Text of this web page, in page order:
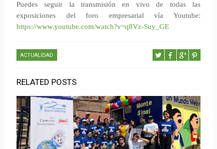
Puedes seguir la transmisión en vivo de todas las
exposiciones del foro empresarial vía Youtube:
https://www.youtube.com/watch?v=q8Vz-Suy_GE
ACTUALIDAD
RELATED POSTS